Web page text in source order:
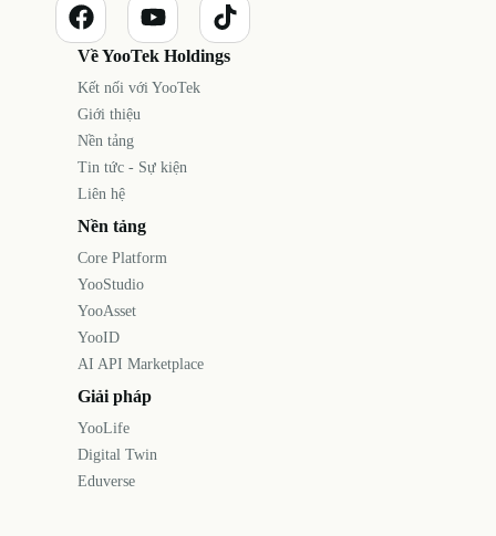
Về YooTek Holdings
Kết nối với YooTek
Giới thiệu
Nền tảng
Tin tức - Sự kiện
Liên hệ
Nền tảng
Core Platform
YooStudio
YooAsset
YooID
AI API Marketplace
Giải pháp
YooLife
Digital Twin
Eduverse